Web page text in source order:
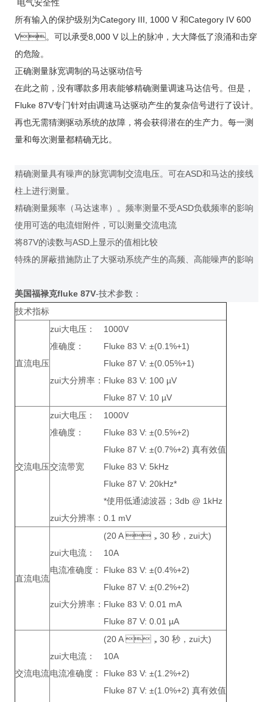
电气安全性
所有输入的保护级别为Category III, 1000 V 和Category IV 600
V。可以承受8,000 V 以上的脉冲，大大降低了浪涌和击穿
的危险。
正确测量脉宽调制的马达驱动信号
在此之前，没有哪款多用表能够精确测量调速马达信号。但是，
Fluke 87V专门针对由调速马达驱动产生的复杂信号进行了设计。
再也无需猜测驱动系统的故障，将会获得潜在的生产力。每一测
量和每次测量都精确无比。
精确测量具有噪声的脉宽调制交流电压。可在ASD和马达的接线
柱上进行测量。
精确测量频率（马达速率）。频率测量不受ASD负载频率的影响
使用可选的电流钳附件，可以测量交流电流
将87V的读数与ASD上显示的值相比较
特殊的屏蔽措施防止了大驱动系统产生的高频、高能噪声的影响
美国福禄克fluke 87V-技术参数：
技术指标
直流电压
zui大电压：
1000V
准确度：
Fluke 83 V: ±(0.1%+1)
Fluke 87 V: ±(0.05%+1)
zui大分辨率： Fluke 83 V: 100 µV
Fluke 87 V: 10 µV
交流电压
zui大电压：
1000V
准确度：
Fluke 83 V: ±(0.5%+2)
Fluke 87 V: ±(0.7%+2) 真有效值
交流带宽
Fluke 83 V: 5kHz
Fluke 87 V: 20kHz*
*使用低通滤波器；3db @ 1kHz
zui大分辨率： 0.1 mV
直流电流
(20 A ，30 秒，zui大)
zui大电流：
10A
电流准确度：
Fluke 83 V: ±(0.4%+2)
Fluke 87 V: ±(0.2%+2)
zui大分辨率： Fluke 83 V: 0.01 mA
Fluke 87 V: 0.01 µA
交流电流
(20 A ，30 秒，zui大)
zui大电流：
10A
电流准确度：
Fluke 83 V: ±(1.2%+2)
Fluke 87 V: ±(1.0%+2) 真有效值